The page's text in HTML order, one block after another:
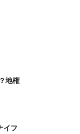
地権
イフ